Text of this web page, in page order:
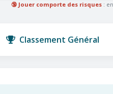
🔞 Jouer comporte des risques :
Classement Général